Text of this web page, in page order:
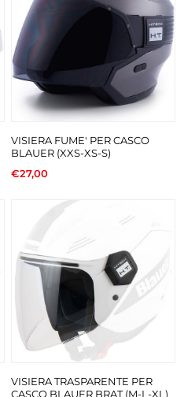
VISIERA FUME' PER CASCO
BLAUER (XXS-XS-S)
€27,00
VISIERA TRASPARENTE PER
CASCO BLAUER BRAT (M-L-XL)